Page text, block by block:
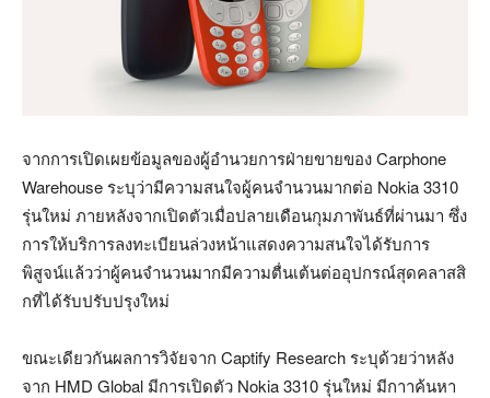
จากการเปิดเผยข้อมูลของผู้อำนวยการฝ่ายขายของ Carphone
Warehouse ระบุว่ามีความสนใจผู้คนจำนวนมากต่อ Nokia 3310
รุ่นใหม่ ภายหลังจากเปิดตัวเมื่อปลายเดือนกุมภาพันธ์ที่ผ่านมา ซึ่ง
การให้บริการลงทะเบียนล่วงหน้าแสดงความสนใจได้รับการ
พิสูจน์แล้วว่าผู้คนจำนวนมากมีความตื่นเต้นต่ออุปกรณ์สุดคลาสสิ
กที่ได้รับปรับปรุงใหม่
ขณะเดียวกันผลการวิจัยจาก Captify Research ระบุด้วยว่าหลัง
จาก HMD Global มีการเปิดตัว Nokia 3310 รุ่นใหม่ มีกาาค้นหา